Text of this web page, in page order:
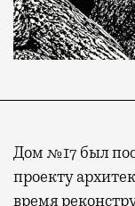
Дом №17 был
проекту
время